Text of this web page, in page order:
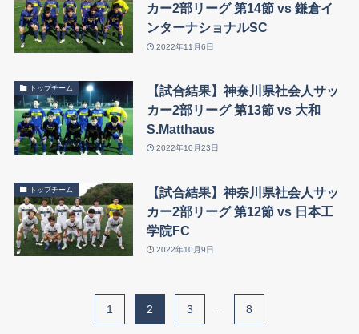
カー2部リーグ 第14節 vs 鎌倉イ
ンターナショナルSC
2022年11月6日
トップチーム
【試合結果】神奈川県社会人サッ
カー2部リーグ 第13節 vs 大和
S.Matthaus
2022年10月23日
トップチーム
【試合結果】神奈川県社会人サッ
カー2部リーグ 第12節 vs 日本工
学院FC
2022年10月9日
1 2 3 ... 8